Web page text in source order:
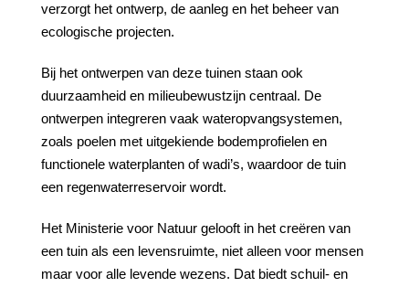
verzorgt het ontwerp, de aanleg en het beheer van
ecologische projecten.
Bij het ontwerpen van deze tuinen staan ook
duurzaamheid en milieubewustzijn centraal. De
ontwerpen integreren vaak wateropvangsystemen,
zoals poelen met uitgekiende bodemprofielen en
functionele waterplanten of wadi’s, waardoor de tuin
een regenwaterreservoir wordt.
Het Ministerie voor Natuur gelooft in het creëren van
een tuin als een levensruimte, niet alleen voor mensen
maar voor alle levende wezens. Dat biedt schuil- en